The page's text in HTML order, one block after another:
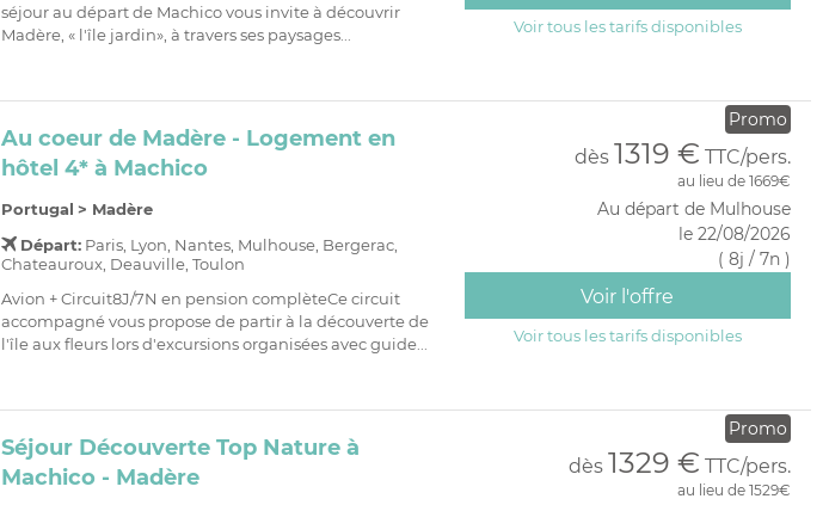
séjour au départ de Machico vous invite à découvrir
Madère, « l'île jardin», à travers ses paysages...
Voir tous les tarifs disponibles
Au coeur de Madère - Logement en
hôtel 4* à Machico
Portugal > Madère
Départ:Paris, Lyon, Nantes, Mulhouse, Bergerac,
Chateauroux, Deauville, Toulon
Avion + Circuit8J/7N en pension complèteCe circuit
accompagné vous propose de partir à la découverte de
l'île aux fleurs lors d'excursions organisées avec guide...
Promo
dès 1319 € TTC/pers.
au lieu de 1669€
Au départ de Mulhouse
le 22/08/2026
( 8j / 7n )
Voir l'offre
Voir tous les tarifs disponibles
Séjour Découverte Top Nature à
Machico - Madère
Promo
dès 1329 € TTC/pers.
au lieu de 1529€